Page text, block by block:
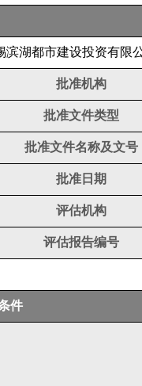
滨湖都市建设投资有限
批准机构
批准文件类型
批准文件名称及文号
批准日期
评估机构
评估报告编号
件